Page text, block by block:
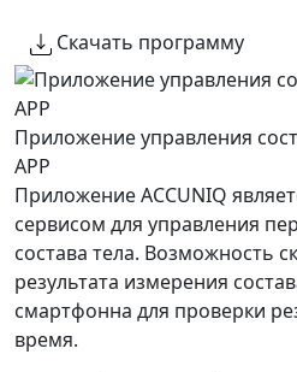
Скачать программу
Приложение управления
APP
Приложение ACCUNIQ
сервисом для управления
состава тела. Возможность
результата измерения
смартфонна для проверки
время.